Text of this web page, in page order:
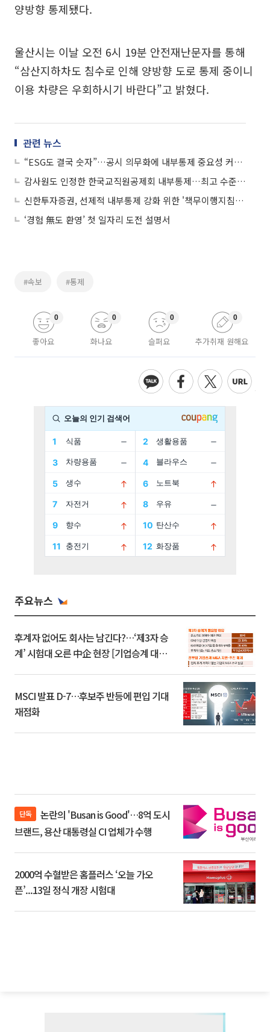
양방향 통제됐다.
울산시는 이날 오전 6시 19분 안전재난문자를 통해
“삼산지하차도 침수로 인해 양방향 도로 통제 중이니
이용 차량은 우회하시기 바란다”고 밝혔다.
관련 뉴스
“ESG도 결국 숫자”…공시 의무화에 내부통제 중요성 커진다
감사원도 인정한 한국교직원공제회 내부통제…최고 수준 A등급 획득
신한투자증권, 선제적 내부통제 강화 위한 '책무이행지침서' 사내 발간
‘경험 無도 환영’ 첫 일자리 도전 설명서
#속보 #통제
좋아요
0
화나요
0
슬퍼요
0
추가취재 원해요
0
주요뉴스
후계자 없어도 회사는 남긴다?…‘제3자 승
계’ 시험대 오른 中企 현장 [기업승계 대전
MSCI 발표 D-7…후보주 반등에 편입 기대
재점화
단독
브랜드, 용산 대통령실 CI 업체가 수행
2000억 수혈받은 홈플러스 ‘오늘 가오
픈’...13일 정식 개장 시험대